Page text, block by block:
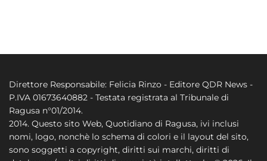
Direttore Responsabile: Felicia Rinzo - Editore QDR News -
P.IVA 01673640882 - Testata registrata al Tribunale di
Ragusa n°01/2014.
2014. Questo sito Web, Quotidiano di Ragusa, ivi inclusi
nomi, logo, nonchè lo schema di colori e il layout del sito,
sono soggetti a copyright, diritti sui marchi, diritti di